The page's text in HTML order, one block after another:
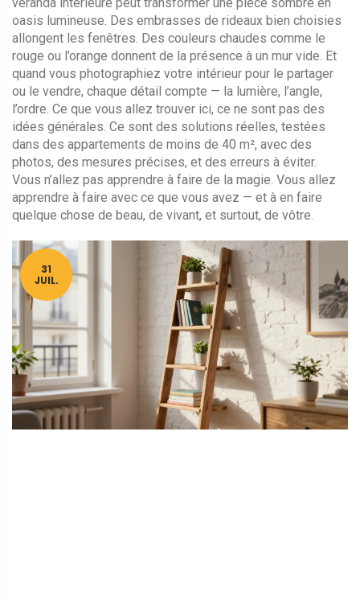
oasis lumineuse. Des embrasses de rideaux bien choisies
allongent les fenêtres. Des couleurs chaudes comme le
rouge ou l’orange donnent de la présence à un mur vide. Et
quand vous photographiez votre intérieur pour le partager
ou le vendre, chaque détail compte — la lumière, l’angle,
l’ordre. Ce que vous allez trouver ici, ce ne sont pas des
idées générales. Ce sont des solutions réelles, testées
dans des appartements de moins de 40 m², avec des
photos, des mesures précises, et des erreurs à éviter.
Vous n’allez pas apprendre à faire de la magie. Vous allez
apprendre à faire avec ce que vous avez — et à en faire
quelque chose de beau, de vivant, et surtout, de vôtre.
31
JUIL.